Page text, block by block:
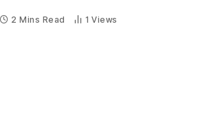
2 Mins Read 1Views